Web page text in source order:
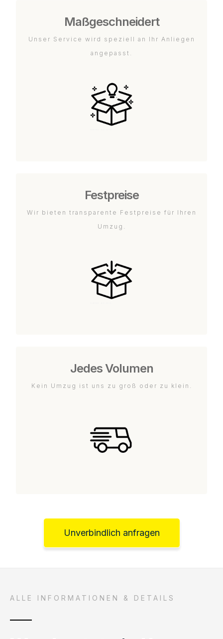
Maßgeschneidert
Unser Service wird speziell an Ihr Anliegen
angepasst.
Festpreise
Wir bieten transparente Festpreise für Ihren
Umzug.
Jedes Volumen
Kein Umzug ist uns zu groß oder zu klein.
Unverbindlich anfragen
ALLE INFORMATIONEN & DETAILS